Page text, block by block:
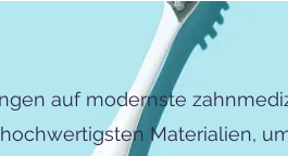
auf modernste
Materialien,